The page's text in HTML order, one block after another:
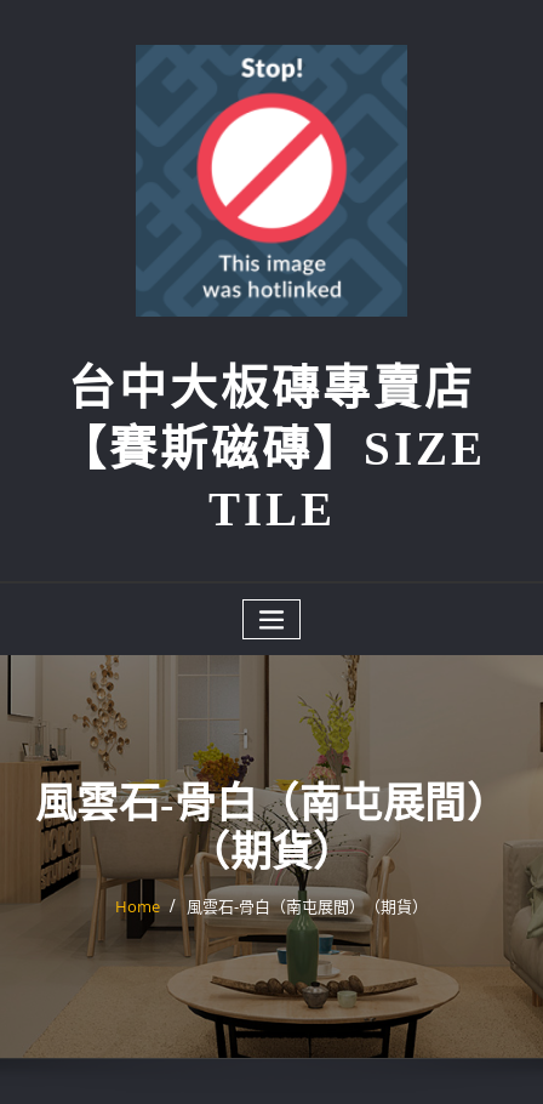
台中大板磚專賣店
【賽斯磁磚】SIZE
TILE
風雲石-骨白（南屯展間）
（期貨）
Home 風雲石-骨白（南屯展間）（期貨）